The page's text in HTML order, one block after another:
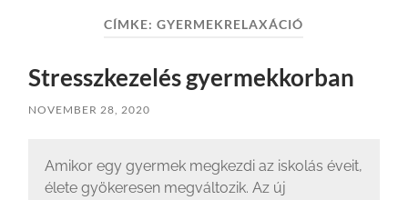
CÍMKE:GYERMEKRELAXÁCIÓ
Stresszkezelés gyermekkorban
NOVEMBER 28, 2020
Amikor egy gyermek megkezdi az iskolás éveit,
élete gyökeresen megváltozik. Az új